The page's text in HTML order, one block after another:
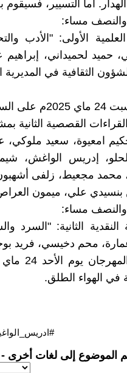
أما التسيير، فسيقوم
والنصف مساء:
العلمية الأولى: "الأدب
حميد لحميداني،
الثقافية في المديرية
مساء:
القصصية الثانية
امعيوة، سعيد ملوكي،
إدريس الواغش،
محمد مجعيط، زلفى
بنسيدي علي، ميمون
والنصف مساء:
النقدية الثانية: "السرد
محم دخيسي، فريد
الهواء الطلق.
الموضوع إلى لغات أخرى -